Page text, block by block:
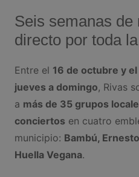
Seis semanas de
directo por toda
Entre el 16 de octubre y
jueves a domingo, Rivas
a más de 35 grupos
conciertosen cuatro
municipio: Bambú,
Huella Vegana.